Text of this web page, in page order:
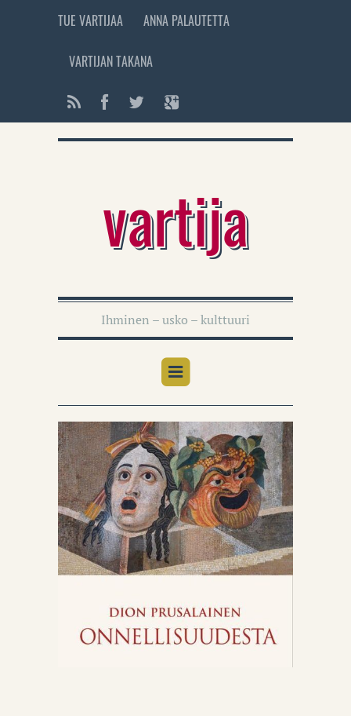
TUE VARTIJAA ANNA PALAUTETTA
VARTIJAN TAKANA
vartija
Ihminen – usko – kulttuuri